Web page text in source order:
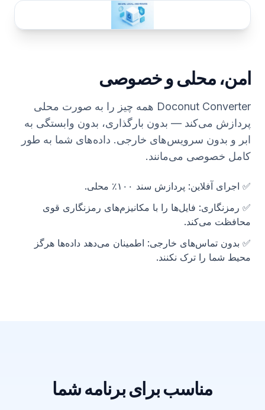
امن، محلی و خصوصی
Doconut Converter همه چیز را به صورت محلی
پردازش می‌کند — بدون بارگذاری، بدون وابستگی به
ابر و بدون سرویس‌های خارجی. داده‌های شما به طور
کامل خصوصی می‌مانند.
✅ اجرای آفلاین: پردازش سند ۱۰۰٪ محلی.
✅ رمزنگاری: فایل‌ها را با مکانیزم‌های رمزنگاری قوی
محافظت می‌کند.
✅ بدون تماس‌های خارجی: اطمینان می‌دهد داده‌ها هرگز
محیط شما را ترک نکنند.
مناسب برای برنامه شما